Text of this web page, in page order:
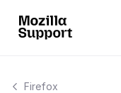
Firefox